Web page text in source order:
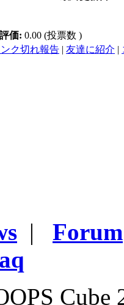
評価: 0.00 (投票数 )
ンク切れ報告 | 友達に紹介 |
| Forum